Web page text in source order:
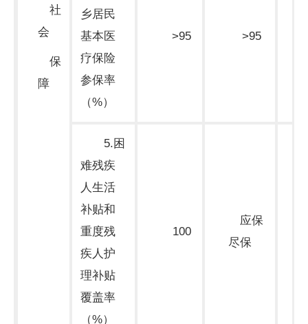
社
会
保
障
乡居民
基本医
疗保险
参保率
（%）
>95
>95
5.困
难残疾
人生活
补贴和
重度残
疾人护
理补贴
覆盖率
（%）
100
应保
尽保